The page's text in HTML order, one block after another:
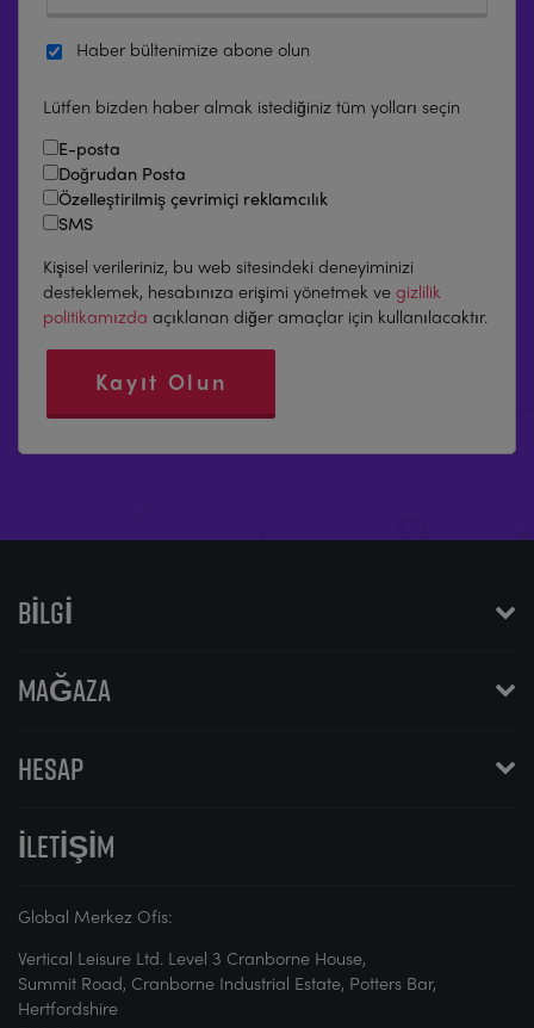
Haber bültenimize abone olun
Lütfen bizden haber almak istediğiniz tüm yolları seçin
E-posta
Doğrudan Posta
Özelleştirilmiş çevrimiçi reklamcılık
SMS
Kişisel verileriniz, bu web sitesindeki deneyiminizi
desteklemek, hesabınıza erişimi yönetmek ve gizlilik
politikamızda açıklanan diğer amaçlar için kullanılacaktır.
Kayıt Olun
BILGI
MAĞAZA
HESAP
İLETIŞIM
Global Merkez Ofis:
Vertical Leisure Ltd. Level 3 Cranborne House,
Summit Road, Cranborne Industrial Estate, Potters Bar,
Hertfordshire